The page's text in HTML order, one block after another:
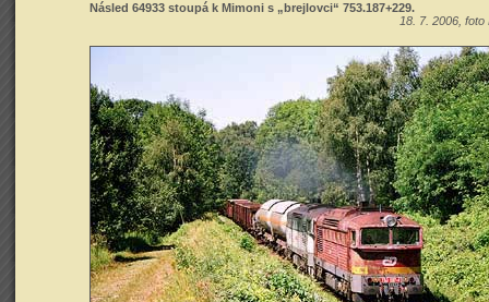
Násled 64933 stoupá k Mimoni s „brejlovci“ 753.187+229.
18. 7. 2006, foto